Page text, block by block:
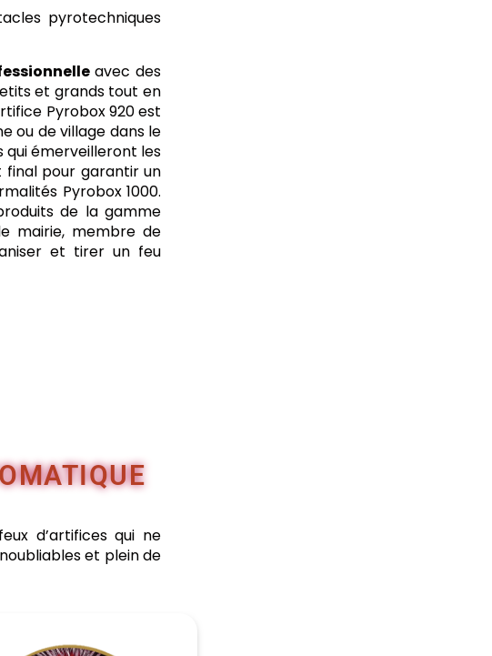
pyrotechniques
avec des
et grands tout en
Pyrobox 920 est
ou de village dans le
qui émerveilleront les
final pour garantir un
Pyrobox 1000.
de la gamme
mairie, membre de
et tirer un feu
d’artifices qui ne
et plein de